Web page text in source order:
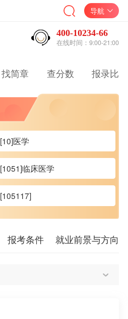
导航
400-10234-66
在线时间：9:00-21:00
找简章 查分数 报录比
[10]医学
[1051]临床医学
[105117]
报考条件 就业前景与方向